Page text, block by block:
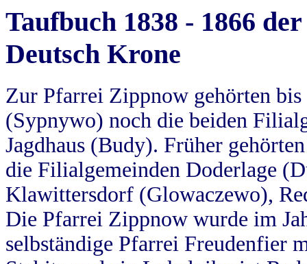
Taufbuch 1838 - 1866
Deutsch Krone
Zur Pfarrei Zippnow gehörten
(Sypnywo) noch die beiden
Jagdhaus (Budy). Früher
die Filialgemeinden Doderlage
Klawittersdorf (Glowaczewo),
Die Pfarrei Zippnow wurde im
selbständige Pfarrei Freudenfier